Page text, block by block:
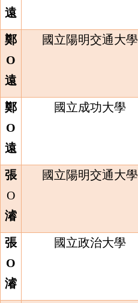
遠
鄭
O
遠
國立陽明交通大學
鄭
O
遠
國立成功大學
張
O
濬
國立陽明交通大學
張
O
濬
國立政治大學